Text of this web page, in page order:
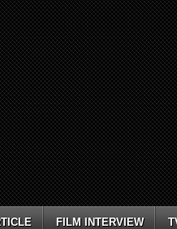
FILM INTERVIEW